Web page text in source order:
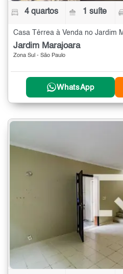
4 quartos 1 suíte
Jardim Marajoara
Zona Sul - São Paulo
WhatsApp